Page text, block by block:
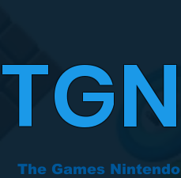
TGN
The Games Nintendo